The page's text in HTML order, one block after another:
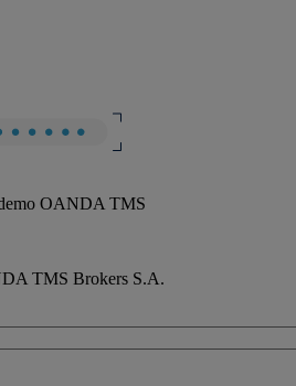
demo OANDA TMS
TMS Brokers S.A.